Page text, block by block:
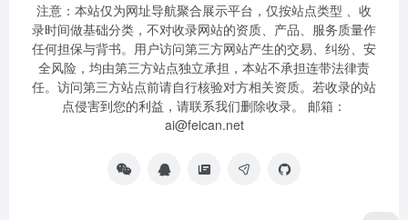
注意：本站仅为网址导航聚合展示平台，仅按站点类型 、收
录时间做基础分类，不对收录网站的资质、产品、服务质量作
任何担保与背书。用户访问第三方网站产生的交易、纠纷、安
全风险，均由第三方站点独立承担，本站不承担连带法律责
任。访问第三方站点前请自行核验对方相关资质。若收录的站
点侵害到您的利益，请联系我们删除收录。 邮箱：
ai@feican.net